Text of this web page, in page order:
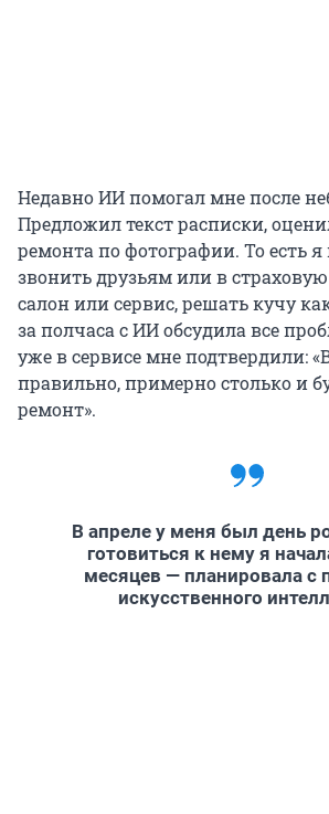
Недавно ИИ помогал мне после
Предложил текст расписки,
ремонта по фотографии. То есть я
звонить друзьям или в
салон или сервис, решать кучу
за полчаса с ИИ обсудила все
уже в сервисе мне подтвердили:
правильно, примерно столько и
ремонт».
В апреле у меня был день
готовиться к нему я
месяцев — планировала
искусственного